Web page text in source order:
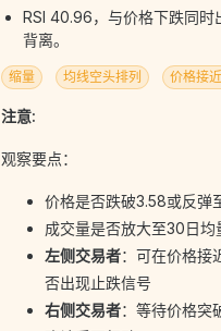
RSI 40.96，与价格下跌同时
背离。
缩量 均线空头排列 价格接
注意:
观察要点：
价格是否跌破3.58或反弹
成交量是否放大至30日均
左侧交易者：可在价格接
否出现止跌信号
右侧交易者：等待价格突